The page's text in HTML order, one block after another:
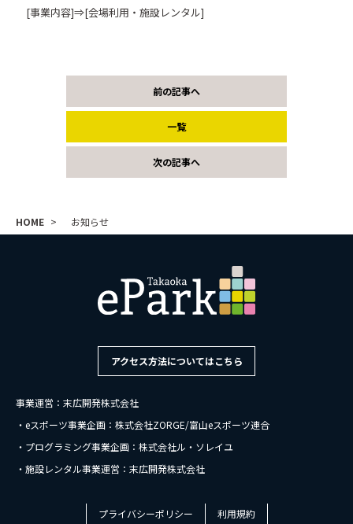
[事業内容]⇒[会場利用・施設レンタル]
前の記事へ
一覧
次の記事へ
HOME お知らせ
アクセス方法についてはこちら
事業運営：末広開発株式会社
・eスポーツ事業企画：株式会社ZORGE/富山eスポーツ連合
・プログラミング事業企画：株式会社ル・ソレイユ
・施設レンタル事業運営：末広開発株式会社
プライバシーポリシー 利用規約